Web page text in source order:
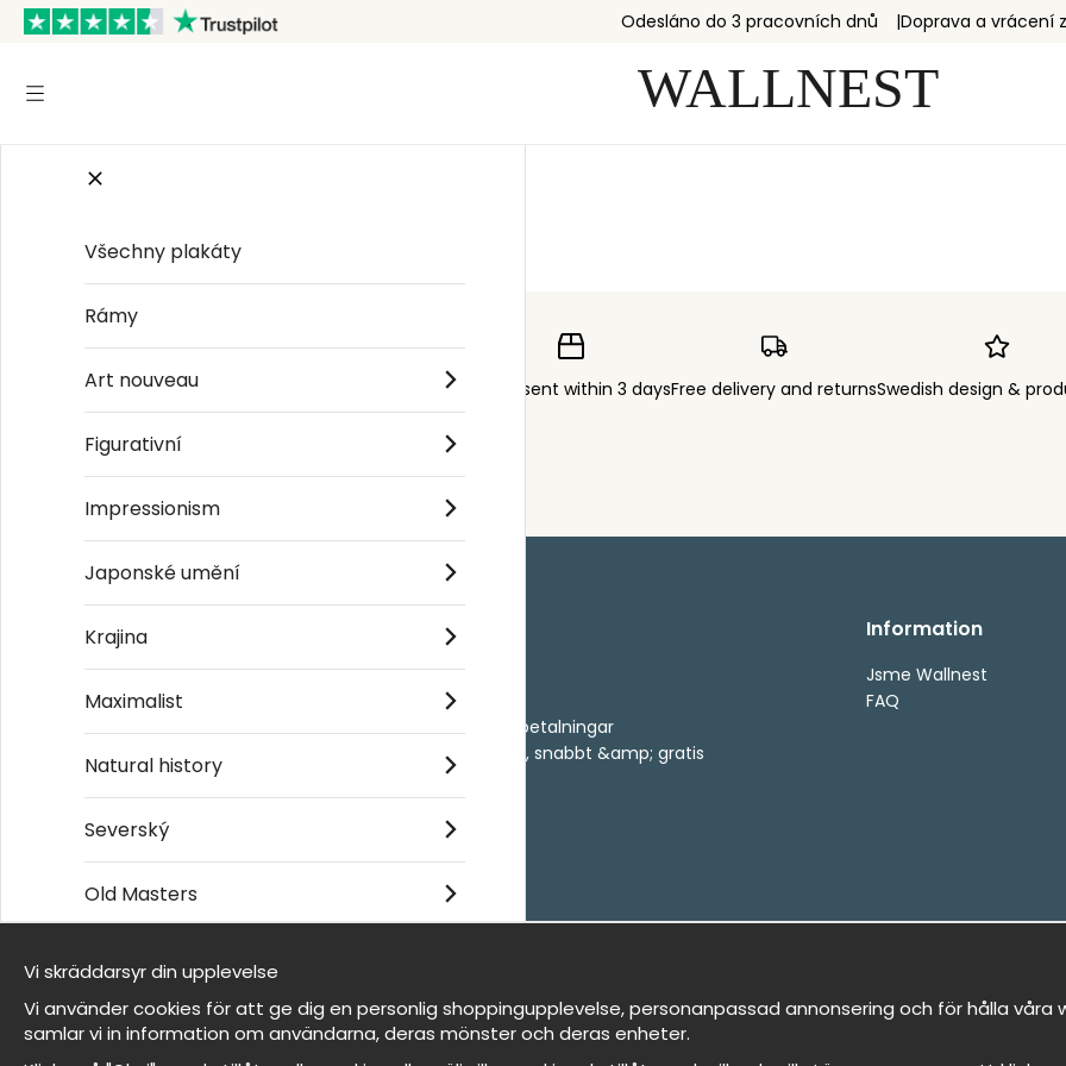
Odesláno do 3 pracovních dnů Doprava a vrácení
Order sent within 3 daysFree delivery and returnsSwedish design &
Kontakta oss
- Returer och återbetalningar
- Leverans - enkelt, snabbt &amp; gratis
Om cookies
Mina favoriter
Information
Jsme Wallnest
FAQ
Et harum quidem rerum facilis est et expedita
Všechny plakáty
Rámy
Art nouveau
Figurativní
Impressionism
Japonské umění
Krajina
Maximalist
Natural history
Severský
Old Masters
Jsme Wallnest
FAQ
Vi skräddarsyr din upplevelse
Vi använder cookies för att ge dig en personlig shoppingupplevelse, personanpassad annonsering och för hålla
samlar vi in information om användarna, deras mönster och deras enheter.